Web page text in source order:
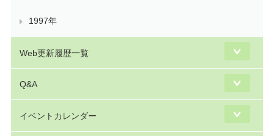
1997年
Web更新履歴一覧
Q&A
イベントカレンダー